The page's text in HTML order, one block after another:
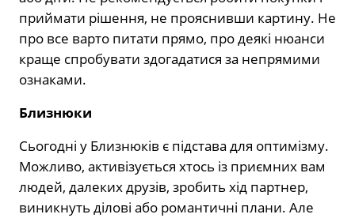
приймати рішення, не прояснивши картину. Не
про все варто питати прямо, про деякі нюанси
краще спробувати здогадатися за непрямими
ознаками.
Близнюки
Сьогодні у Близнюків є підстава для оптимізму.
Можливо, активізується хтось із приємних вам
людей, далеких друзів, зробить хід партнер,
виникнуть ділові або романтичні плани. Але